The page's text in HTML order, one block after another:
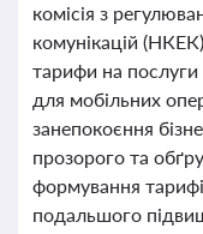
комісія з
комунікацій
тарифи на послуги
для мобільних
занепокоєння
прозорого та
формування
подальшого